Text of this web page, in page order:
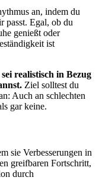
an, indem du
passt. Egal, ob du
genießt oder
ist
sei realistisch in Bezug
Ziel solltest du
Auch an schlechten
gar keine.
sie Verbesserungen in
greifbaren Fortschritt,
durch